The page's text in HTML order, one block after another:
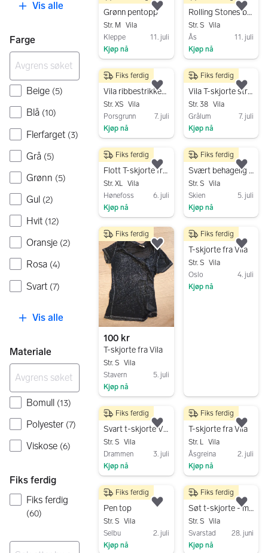
Vis alle
Farge
Beige (5)
Blå (10)
Flerfarget (3)
Grå (5)
Grønn (5)
Gul (2)
Hvit (12)
Oransje (2)
Rosa (4)
Svart (7)
Vis alle
Materiale
Bomull (13)
Polyester (7)
Viskose (6)
Fiks ferdig
Fiks ferdig
(60)
Grønn pentopp
Str. M
Vila
Kleppe
11. juli
Kjøp nå
Legg til som favoritt.
Rolling Stones band T-skjorte XS
Str. S Vila
Ås
11. juli
Kjøp nå
75 kr
Vila ribbestrikket T-skjorte XS kremhvit
Str. XS Vila
Porsgrunn
7. juli
Kjøp nå
Fiks ferdig
Legg til som favoritt.
100 kr
Vila T-skjorte str 38 blå blomstrete
Str. 38 Vila
Grålum
7. juli
Kjøp nå
Fiks ferdig
100 kr
Flott T-skjorte fra Vila
Str. XL Vila
Hønefoss
6. juli
Kjøp nå
Fiks ferdig
Legg til som favoritt.
69 kr
Svært behagelig T-skjorte fra Vila
Str. S Vila
Skien
5. juli
Kjøp nå
Fiks ferdig
100 kr
T-skjorte fra Vila
Str. S Vila
Stavern
5. juli
Kjøp nå
Fiks ferdig
Legg til som favoritt.
50 kr
T-skjorte fra Vila
Str. S Vila
Oslo
4. juli
Kjøp nå
Fiks ferdig
50 kr
Svart t-skjorte Vila
Str. S Vila
Drammen
3. juli
Kjøp nå
Fiks ferdig
Legg til som favoritt.
70 kr
T-skjorte fra Vila
Str. L Vila
Åsgreina
2. juli
Kjøp nå
Fiks ferdig
150 kr
Pen top
Str. S Vila
Selbu
2. juli
Kjøp nå
Fiks ferdig
Legg til som favoritt.
50 kr
Søt t-skjorte - med lappen på
Str. S Vila
Svarstad
28. juni
Kjøp nå
Fiks ferdig